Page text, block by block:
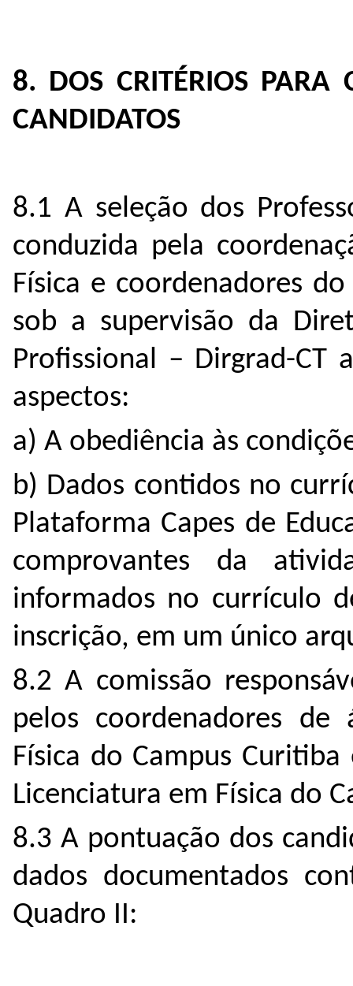
8. DOS CRITÉRIOS PARA
CANDIDATOS
8.1 A seleção dos
conduzida pela
Física e coordenadores
sob a supervisão da
Profissional – Dirgrad-CT
aspectos:
a) A obediência às
b) Dados contidos no
Plataforma Capes de
comprovantes da
informados no currículo
inscrição, em um único
8.2 A comissão
pelos coordenadores
Física do Campus
Licenciatura em Física do
8.3 A pontuação dos
dados documentados
Quadro II: